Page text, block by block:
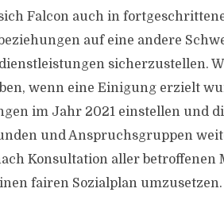
Falcon auch in
auf eine andere
sicherzustellen.
wenn eine Einigung erzielt
im Jahr 2021 einstellen und
und Anspruchsgruppen
Konsultation aller
fairen Sozialplan umzusetzen.